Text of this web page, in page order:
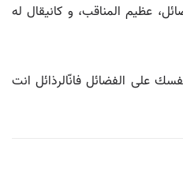
عظيم المناقب، و كانيقال له
على الفضائل فانّالرذائل انت